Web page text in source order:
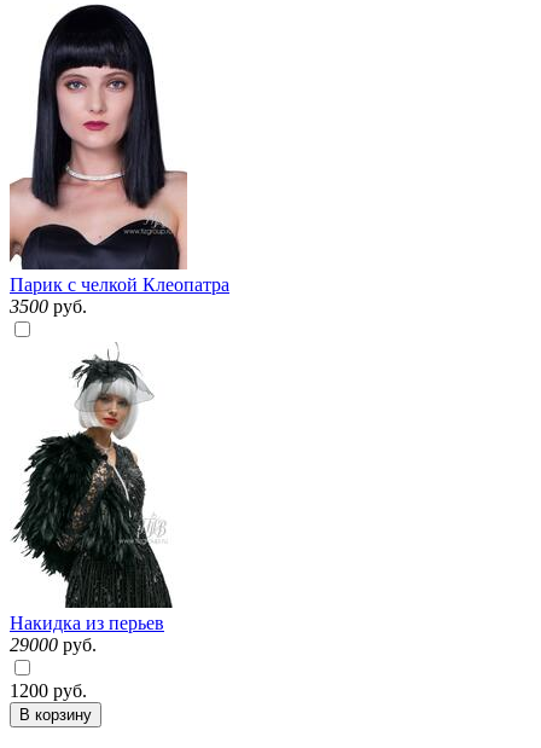
Парик с челкой Клеопатра
3500 руб.
Накидка из перьев
29000 руб.
1200 руб.
В корзину